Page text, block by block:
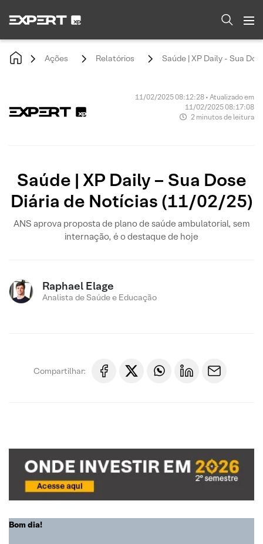
Ações Relatórios Saúde | XP Daily - Sua
11/02/2025 08:12:28 • Atualizado em
11/02/2025 08:17:08
2 minutos de leitura
Saúde | XP Daily – Sua Dose
Diária de Notícias (11/02/25)
ANS aprova proposta de plano de saúde ambulatorial, sem
internação, é o destaque de hoje
Raphael Elage
Analista de Saúde e Educação
Compartilhar:
Bom dia!